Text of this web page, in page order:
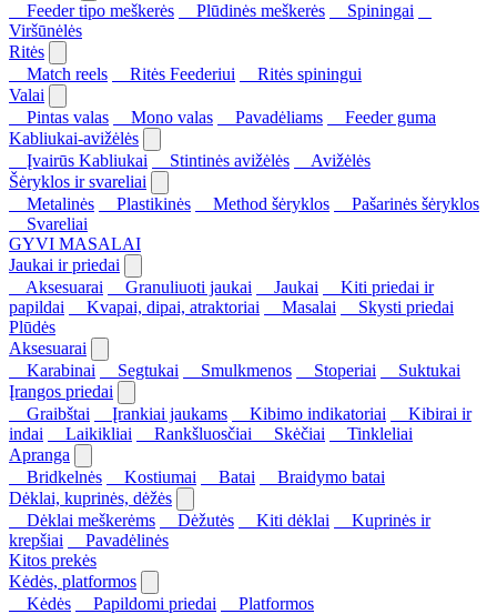
Feeder tipo meškerės
Plūdinės meškerės
Spiningai
Viršūnėlės
Ritės
Match reels
Ritės Feederiui
Ritės spiningui
Valai
Pintas valas
Mono valas Pavadėliams
Feeder guma
Kabliukai-avižėlės
Įvairūs Kabliukai
Stintinės avižėlės
Avižėlės
Šėryklos ir svareliai
Metalinės
Plastikinės Method šėryklos
Pašarinės šėryklos
Svareliai
GYVI MASALAI
Jaukai ir priedai
Aksesuarai
Granuliuoti jaukai Jaukai
Kiti priedai ir
papildai
Kvapai, dipai, atraktoriai Masalai
Skysti priedai
Plūdės
Aksesuarai
Karabinai
Segtukai Smulkmenos Stoperiai
Suktukai
Įrangos priedai
Graibštai
Įrankiai jaukams Kibimo indikatoriai
Kibirai ir
indai
Laikikliai Rankšluosčiai Skėčiai
Tinkleliai
Apranga
Bridkelnės
Kostiumai Batai
Braidymo batai
Dėklai, kuprinės, dėžės
Dėklai meškerėms
Dėžutės Kiti dėklai
Kuprinės ir
krepšiai
Pavadėlinės
Kitos prekės
Kėdės, platformos
Kėdės
Papildomi priedai
Platformos